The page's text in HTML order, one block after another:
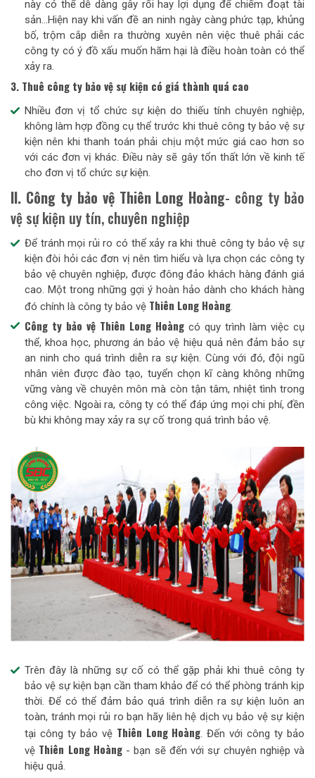
này có thể dễ dàng gây rối hay lợi dụng để chiếm đoạt tài
sản…Hiện nay khi vấn đề an ninh ngày càng phức tạp, khủng
bố, trộm cắp diễn ra thường xuyên nên việc thuê phải các
công ty có ý đồ xấu muốn hãm hại là điều hoàn toàn có thể
xảy ra.
3. Thuê công ty bảo vệ sự kiện có giá thành quá cao
Nhiều đơn vị tổ chức sự kiện do thiếu tính chuyên nghiệp,
không làm hợp đồng cụ thể trước khi thuê công ty bảo vệ sự
kiện nên khi thanh toán phải chịu một mức giá cao hơn so
với các đơn vị khác. Điều này sẽ gây tổn thất lớn về kinh tế
cho đơn vị tổ chức sự kiện.
II. Công ty bảo vệ Thiên Long Hoàng- công ty bảo
vệ sự kiện uy tín, chuyên nghiệp
Để tránh mọi rủi ro có thể xảy ra khi thuê công ty bảo vệ sự
kiện đòi hỏi các đơn vị nên tìm hiểu và lựa chọn các công ty
bảo vệ chuyên nghiệp, được đông đảo khách hàng đánh giá
cao. Một trong những gợi ý hoàn hảo dành cho khách hàng
đó chính là công ty bảo vệ Thiên Long Hoàng.
Công ty bảo vệ Thiên Long Hoàng có quy trình làm việc cụ
thể, khoa học, phương án bảo vệ hiệu quả nên đảm bảo sự
an ninh cho quá trình diễn ra sự kiện. Cùng với đó, đội ngũ
nhân viên được đào tạo, tuyển chọn kĩ càng không những
vững vàng về chuyên môn mà còn tận tâm, nhiệt tình trong
công việc. Ngoài ra, công ty có thể đáp ứng mọi chi phí, đền
bù khi không may xảy ra sự cố trong quá trình bảo vệ.
Trên đây là những sự cố có thể gặp phải khi thuê công ty
bảo vệ sự kiện bạn cần tham khảo để có thể phòng tránh kịp
thời. Để có thể đảm bảo quá trình diễn ra sự kiện luôn an
toàn, tránh mọi rủi ro bạn hãy liên hệ dịch vụ bảo vệ sự kiện
tại công ty bảo vệ Thiên Long Hoàng. Đến với công ty bảo
vệ Thiên Long Hoàng- bạn sẽ đến với sự chuyên nghiệp và
hiệu quả.